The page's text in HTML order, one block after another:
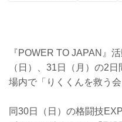
『POWER TO JAPAN』
（日）、31日（月）の2
場内で「りくくんを救う
同30日（日）の格闘技